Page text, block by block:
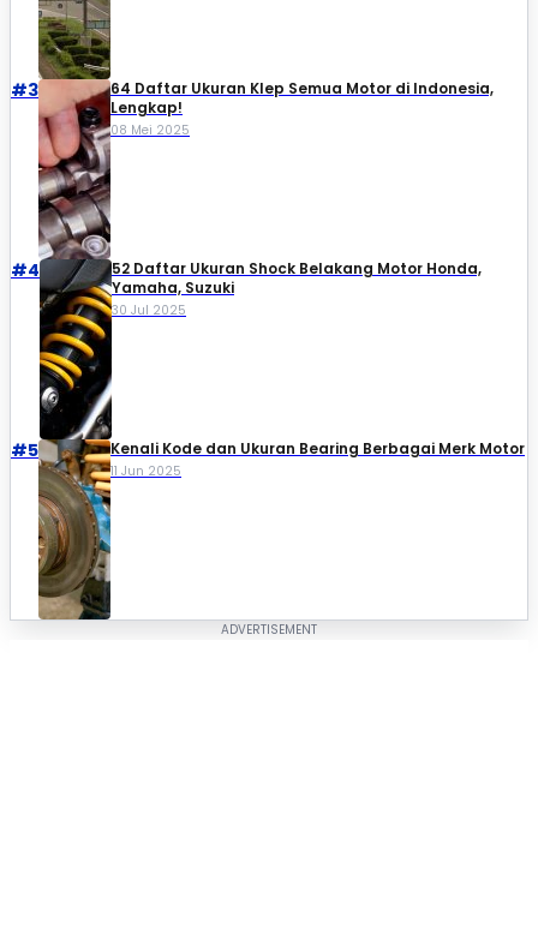
#3
64 Daftar Ukuran Klep Semua Motor di Indonesia,
Lengkap!
08 Mei 2025
#4
52 Daftar Ukuran Shock Belakang Motor Honda,
Yamaha, Suzuki​
30 Jul 2025
#5 Kenali Kode dan Ukuran Bearing Berbagai Merk Motor
11 Jun 2025